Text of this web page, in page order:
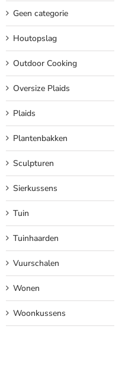
Geen categorie
Houtopslag
Outdoor Cooking
Oversize Plaids
Plaids
Plantenbakken
Sculpturen
Sierkussens
Tuin
Tuinhaarden
Vuurschalen
Wonen
Woonkussens